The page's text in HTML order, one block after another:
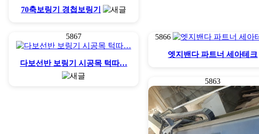
70축보링기 경첩보링기
5867
다보선반 보링기 시공목 턱따…
5866
엣지밴다 파트너 세아테크
5863